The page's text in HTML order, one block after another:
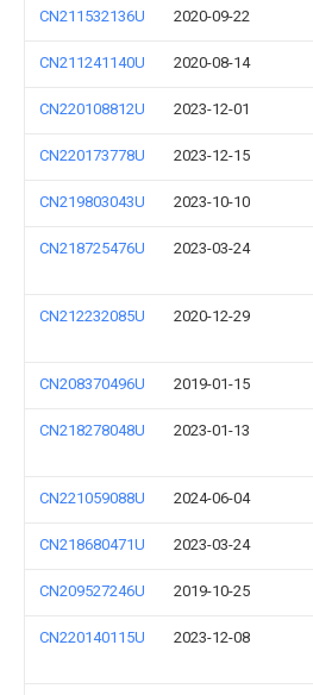
CN211532136U 2020-09-22
CN211241140U 2020-08-14
CN220108812U 2023-12-01
CN220173778U 2023-12-15
CN219803043U 2023-10-10
CN218725476U 2023-03-24
CN212232085U 2020-12-29
CN208370496U 2019-01-15
CN218278048U 2023-01-13
CN221059088U 2024-06-04
CN218680471U 2023-03-24
CN209527246U 2019-10-25
CN220140115U 2023-12-08